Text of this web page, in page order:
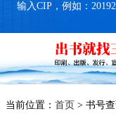
输入CIP，例如：
当前位置： 首页 > 书号